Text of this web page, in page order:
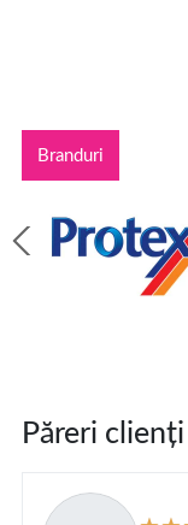
Branduri
Păreri clienți